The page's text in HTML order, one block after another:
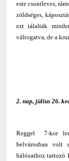
este csontleves,
zöldséges,
ezt tálalták
váltogatva, de a
2. nap, július 26.
Reggel 7-kor
belvárosban volt
hálózathoz tartozó